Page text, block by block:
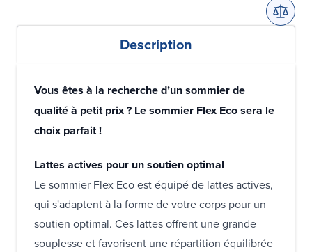
Description
Vous êtes à la recherche d’un sommier de
qualité à petit prix ? Le sommier Flex Eco sera le
choix parfait !
Lattes actives pour un soutien optimal
Le sommier Flex Eco est équipé de lattes actives,
qui s'adaptent à la forme de votre corps pour un
soutien optimal. Ces lattes offrent une grande
souplesse et favorisent une répartition équilibrée